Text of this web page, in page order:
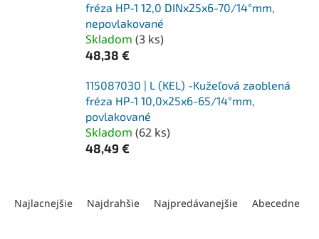
fréza HP-1 12,0 DINx25x6-70/14°mm,
nepovlakované
Skladom (3 ks)
48,38 €
115087030 | L (KEL) -Kužeľová zaoblená
fréza HP-1 10,0x25x6-65/14°mm,
povlakované
Skladom (62 ks)
48,49 €
Najlacnejšie Najdrahšie Najpredávanejšie Abecedne